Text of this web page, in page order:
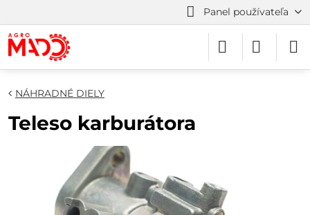
Panel používateľa
NÁHRADNÉ DIELY
Teleso karburátora